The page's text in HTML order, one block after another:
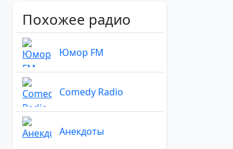
Похожее радио
Юмор FM
Comedy Radio
Анекдоты